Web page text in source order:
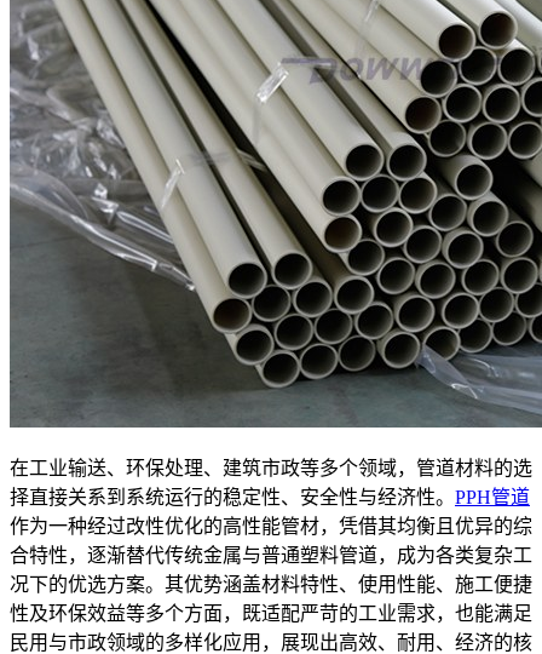
在工业输送、环保处理、建筑市政等多个领域，管道材料的选
择直接关系到系统运行的稳定性、安全性与经济性。 PPH管道
作为一种经过改性优化的高性能管材，凭借其均衡且优异的综
合特性，逐渐替代传统金属与普通塑料管道，成为各类复杂工
况下的优选方案。其优势涵盖材料特性、使用性能、施工便捷
性及环保效益等多个方面，既适配严苛的工业需求，也能满足
民用与市政领域的多样化应用，展现出高效、耐用、经济的核